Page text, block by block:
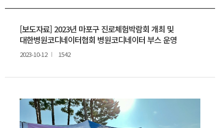
온라인교육센터
멤버십
문의게시판
특강 의뢰
[보도자료] 2023년 마포구 진로체험박람회 개최 및
대한병원코디네이터협회 병원코디네이터 부스 운영
2023-10-12 1542